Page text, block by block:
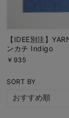
【IDEE別注】
ンカチ Indigo
￥935
SORT BY